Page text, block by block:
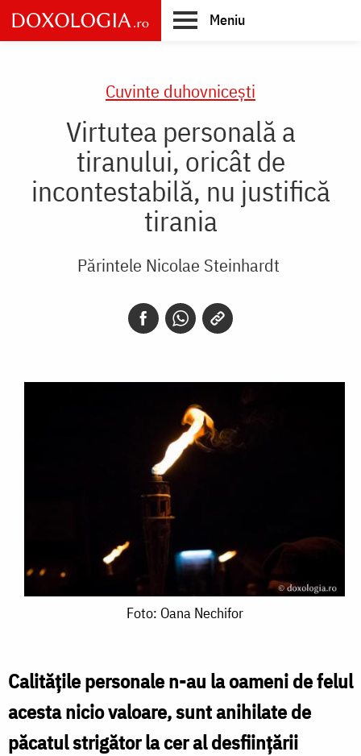
Skip
to
main
Meniu
Cuvinte duhovnicești
Virtutea personală a
tiranului, oricât de
incontestabilă, nu justifică
tirania
Părintele Nicolae Steinhardt
Foto: Oana Nechifor
Calitățile personale n-au la oameni de felul
acesta nicio valoare, sunt anihilate de
păcatul strigător la cer al desființării